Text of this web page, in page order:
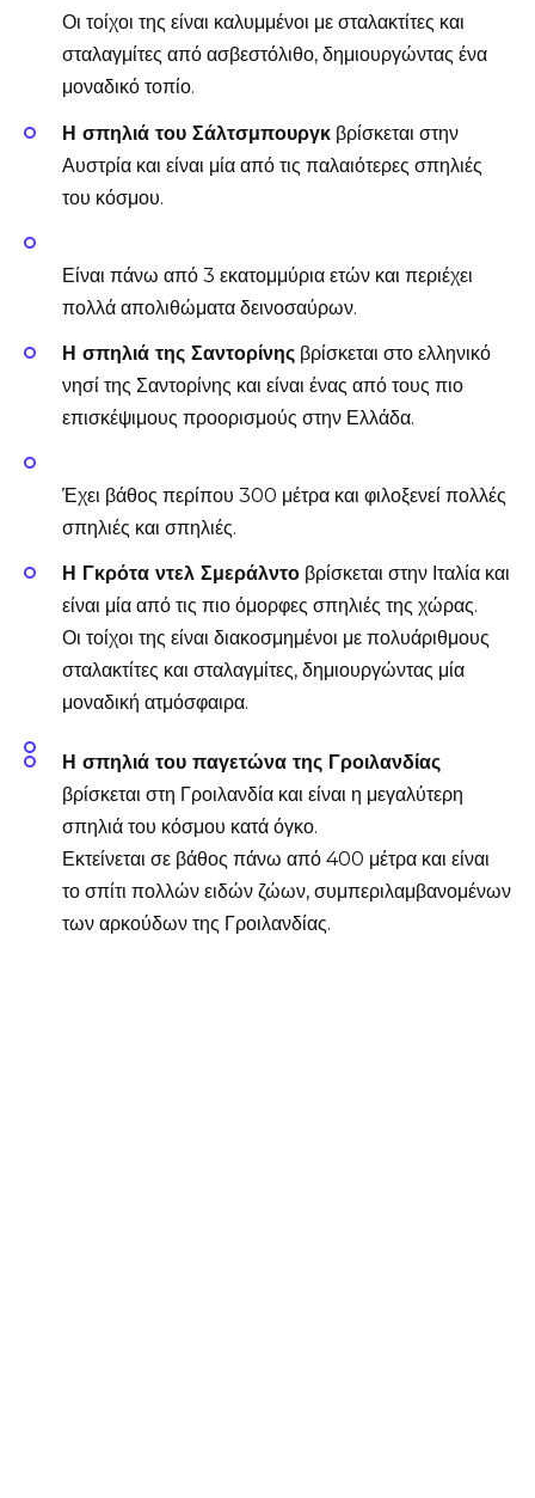
Οι τοίχοι της είναι καλυμμένοι με σταλακτίτες και
σταλαγμίτες από ασβεστόλιθο, δημιουργώντας ένα
μοναδικό τοπίο.
Η σπηλιά του Σάλτσμπουργκ βρίσκεται στην
Αυστρία και είναι μία από τις παλαιότερες σπηλιές
του κόσμου.
Είναι πάνω από 3 εκατομμύρια ετών και περιέχει
πολλά απολιθώματα δεινοσαύρων.
Η σπηλιά της Σαντορίνης βρίσκεται στο ελληνικό
νησί της Σαντορίνης και είναι ένας από τους πιο
επισκέψιμους προορισμούς στην Ελλάδα.
Έχει βάθος περίπου 300 μέτρα και φιλοξενεί πολλές
σπηλιές και σπηλιές.
Η Γκρότα ντελ Σμεράλντο βρίσκεται στην Ιταλία και
είναι μία από τις πιο όμορφες σπηλιές της χώρας.
Οι τοίχοι της είναι διακοσμημένοι με πολυάριθμους
σταλακτίτες και σταλαγμίτες, δημιουργώντας μία
μοναδική ατμόσφαιρα.
Η σπηλιά του παγετώνα της Γροιλανδίας
βρίσκεται στη Γροιλανδία και είναι η μεγαλύτερη
σπηλιά του κόσμου κατά όγκο.
Εκτείνεται σε βάθος πάνω από 400 μέτρα και είναι
το σπίτι πολλών ειδών ζώων, συμπεριλαμβανομένων
των αρκούδων της Γροιλανδίας.